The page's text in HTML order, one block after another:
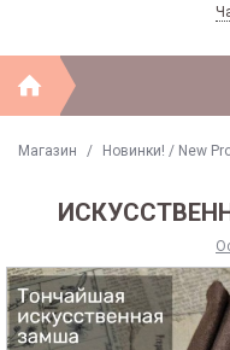
Магазин / Новинки! / New